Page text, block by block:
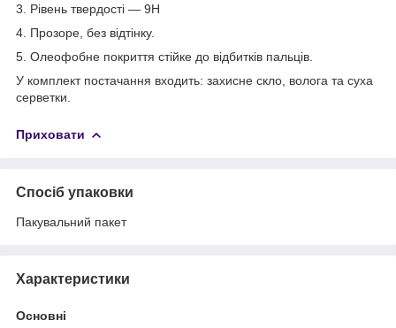
3. Рівень твердості — 9H
4. Прозоре, без відтінку.
5. Олеофобне покриття стійке до відбитків пальців.
У комплект постачання входить: захисне скло, волога та суха
серветки.
Приховати
Спосіб упаковки
Пакувальний пакет
Характеристики
Основні